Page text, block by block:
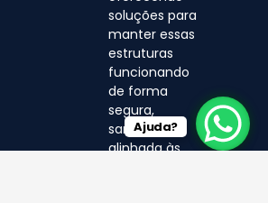
soluções para
manter essas
estruturas
funcionando
de forma
segura,
sanitária e
alinhada às
Ajuda?